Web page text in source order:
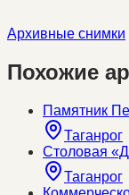
Архивные снимки
Похожие
Памятник
Таганрог
Столовая
Таганрог